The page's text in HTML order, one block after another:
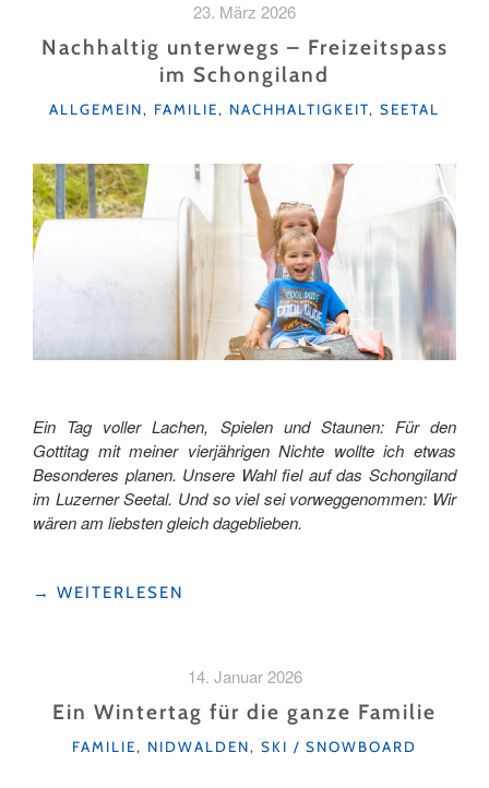
BOYBAND"
23. März 2026
Nachhaltig unterwegs – Freizeitspass
im Schongiland
KATEGORIEN
ALLGEMEIN, FAMILIE, NACHHALTIGKEIT, SEETAL
Ein Tag voller Lachen, Spielen und Staunen: Für den
Gottitag mit meiner vierjährigen Nichte wollte ich etwas
Besonderes planen. Unsere Wahl fiel auf das Schongiland
im Luzerner Seetal. Und so viel sei vorweggenommen: Wir
wären am liebsten gleich dageblieben.
"NACHHALTIG
SCHONGILAND"
→ WEITERLESEN
14. Januar 2026
Ein Wintertag für die ganze Familie
KATEGORIEN
FAMILIE, NIDWALDEN, SKI / SNOWBOARD